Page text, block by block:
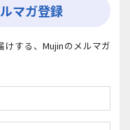
マガ登録
する、Mujinのメルマガ